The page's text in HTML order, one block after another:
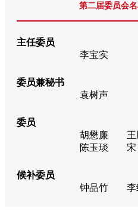
第二届委员会名
主任委员
李宝实
委员兼秘书
袁树声
委员
胡懋廉
陈玉琰
候补委员
钟品竹
李